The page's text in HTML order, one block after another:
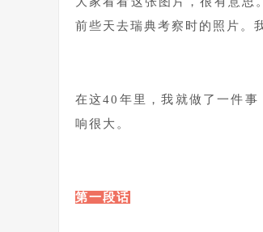
前些天去瑞典考察时的照片。
在这40年里，我就做了一件
响很大。
第一段话